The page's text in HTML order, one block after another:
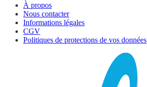
À propos
Nous contacter
Informations légales
CGV
Politiques de protections de vos données